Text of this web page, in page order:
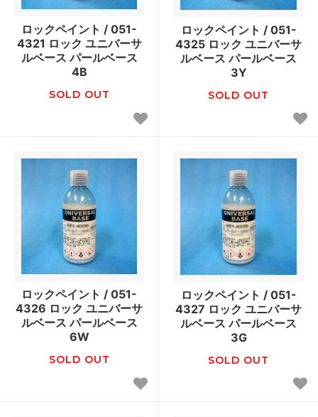
ロックペイント / 051-
4321 ロック ユニバーサ
ルベース パールベース
4B
SOLD OUT
ロックペイント / 051-
4325 ロック ユニバーサ
ルベース パールベース
3Y
SOLD OUT
ロックペイント / 051-
4326 ロック ユニバーサ
ルベース パールベース
6W
SOLD OUT
ロックペイント / 051-
4327 ロック ユニバーサ
ルベース パールベース
3G
SOLD OUT